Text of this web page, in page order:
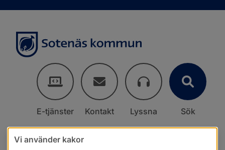
E-tjänster Kontakt Lyssna Sök
Vi använder kakor